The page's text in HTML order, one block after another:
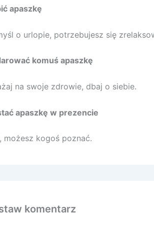
apaszkę
o urlopie, potrzebujesz się
komuś apaszkę
na swoje zdrowie, dbaj o siebie.
apaszkę w prezencie
możesz kogoś poznać.
komentarz